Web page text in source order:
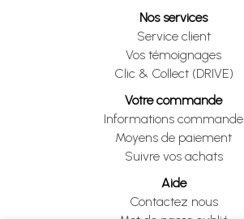
Nos services
Service client
Vos témoignages
Clic & Collect (DRIVE)
Votre commande
Informations commande
Moyens de paiement
Suivre vos achats
Aide
Contactez nous